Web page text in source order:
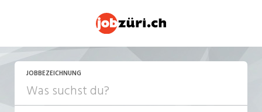
JOBBEZEICHNUNG